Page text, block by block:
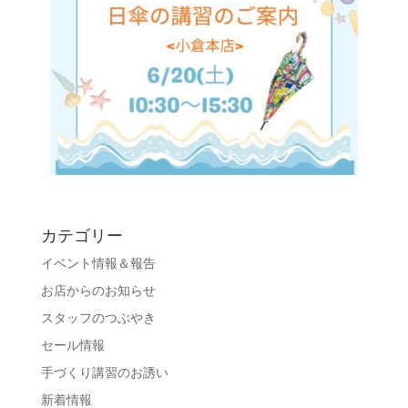
カテゴリー
イベント情報＆報告
お店からのお知らせ
スタッフのつぶやき
セール情報
手づくり講習のお誘い
新着情報